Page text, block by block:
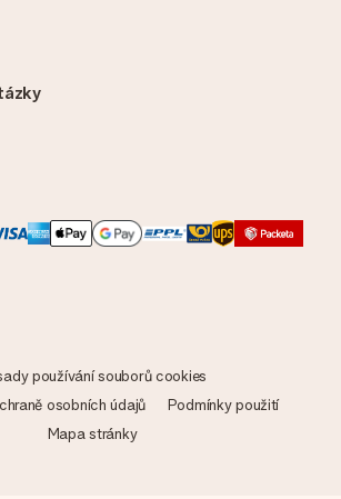
používání souborů cookies
osobních údajů
Podmínky použití
Mapa stránky